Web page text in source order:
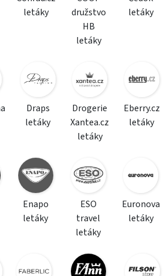
letáky
družstvo
HB
letáky
letáky
Draps
letáky
Drogerie
Xantea.cz
letáky
Eberry.cz
letáky
Enapo
letáky
ESO
travel
letáky
Euronova
letáky